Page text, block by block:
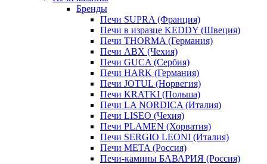
Бренды
Печи SUPRA (Франция)
Печи в изразце KEDDY (Швеция)
Печи THORMA (Германия)
Печи ABX (Чехия)
Печи GUCA (Сербия)
Печи HARK (Германия)
Печи JOTUL (Норвегия)
Печи KRATKI (Польша)
Печи LA NORDICA (Италия)
Печи LISEO (Чехия)
Печи PLAMEN (Хорватия)
Печи SERGIO LEONI (Италия)
Печи META (Россия)
Печи-камины БАВАРИЯ (Россия)